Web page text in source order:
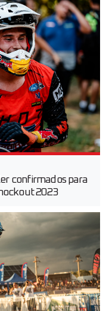
confirmados para
2023